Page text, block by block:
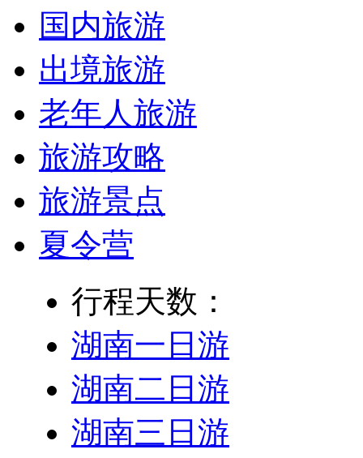
国内旅游
出境旅游
老年人旅游
旅游攻略
旅游景点
夏令营
行程天数：
湖南一日游
湖南二日游
湖南三日游